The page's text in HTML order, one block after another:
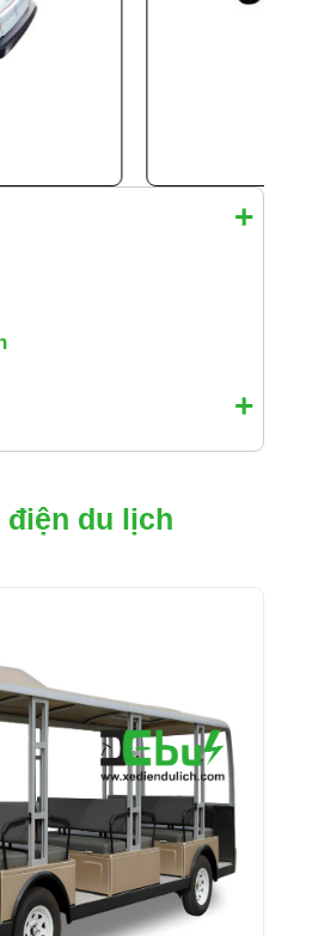
điện du lịch